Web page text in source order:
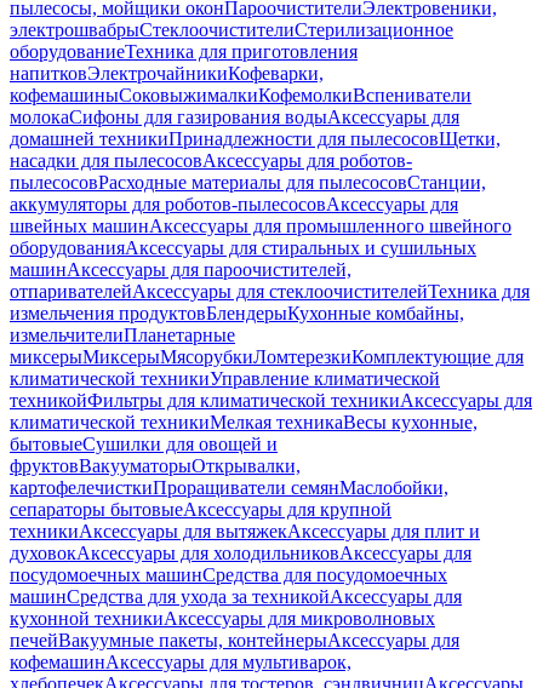
пылесосы, мойщики оконПароочистителиЭлектровеники,
электрошвабрыСтеклоочистителиСтерилизационное
оборудованиеТехника для приготовления
напитковЭлектрочайникиКофеварки,
кофемашиныСоковыжималкиКофемолкиВспениватели
молокаСифоны для газирования водыАксессуары для
домашней техникиПринадлежности для пылесосовЩетки,
насадки для пылесосовАксессуары для роботов-
пылесосовРасходные материалы для пылесосовСтанции,
аккумуляторы для роботов-пылесосовАксессуары для
швейных машинАксессуары для промышленного швейного
оборудованияАксессуары для стиральных и сушильных
машинАксессуары для пароочистителей,
отпаривателейАксессуары для стеклоочистителейТехника для
измельчения продуктовБлендерыКухонные комбайны,
измельчителиПланетарные
миксерыМиксерыМясорубкиЛомтерезкиКомплектующие для
климатической техникиУправление климатической
техникойФильтры для климатической техникиАксессуары для
климатической техникиМелкая техникаВесы кухонные,
бытовыеСушилки для овощей и
фруктовВакууматорыОткрывалки,
картофелечисткиПроращиватели семянМаслобойки,
сепараторы бытовыеАксессуары для крупной
техникиАксессуары для вытяжекАксессуары для плит и
духовокАксессуары для холодильниковАксессуары для
посудомоечных машинСредства для посудомоечных
машинСредства для ухода за техникойАксессуары для
кухонной техникиАксессуары для микроволновых
печейВакуумные пакеты, контейнерыАксессуары для
кофемашинАксессуары для мультиварок,
хлебопечекАксессуары для тостеров, сэндвичницАксессуары